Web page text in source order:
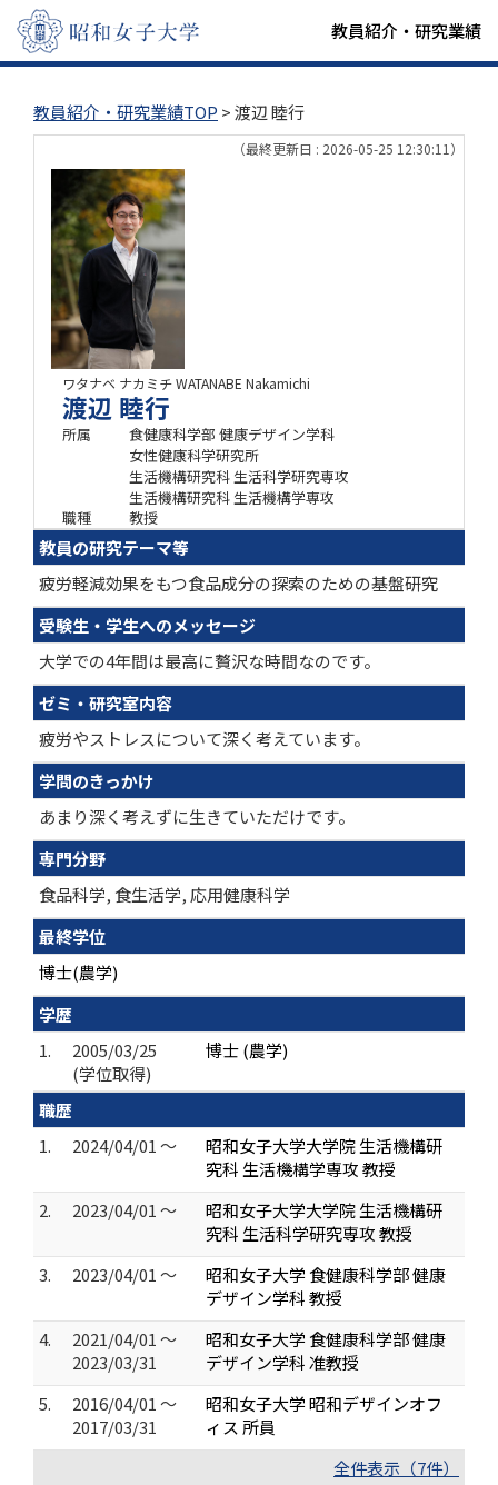
教員紹介・研究業績
教員紹介・研究業績TOP > 渡辺 睦行
（最終更新日 : 2026-05-25 12:30:11）
ワタナベ ナカミチWATANABE Nakamichi
渡辺 睦行
所属
食健康科学部 健康デザイン学科
女性健康科学研究所
生活機構研究科 生活科学研究専攻
生活機構研究科 生活機構学専攻
職種
教授
教員の研究テーマ等
疲労軽減効果をもつ食品成分の探索のための基盤研究
受験生・学生へのメッセージ
大学での4年間は最高に贅沢な時間なのです。
ゼミ・研究室内容
疲労やストレスについて深く考えています。
学問のきっかけ
あまり深く考えずに生きていただけです。
専門分野
食品科学, 食生活学, 応用健康科学
最終学位
博士(農学)
学歴
1.
2005/03/25
(学位取得)
博士 (農学)
職歴
1.
2024/04/01 ～
昭和女子大学大学院 生活機構研
究科 生活機構学専攻 教授
2.
2023/04/01 ～
昭和女子大学大学院 生活機構研
究科 生活科学研究専攻 教授
3.
2023/04/01 ～
昭和女子大学 食健康科学部 健康
デザイン学科 教授
4.
2021/04/01 ～
2023/03/31
昭和女子大学 食健康科学部 健康
デザイン学科 准教授
5.
2016/04/01 ～
2017/03/31
昭和女子大学 昭和デザインオフ
ィス 所員
全件表示（7件）